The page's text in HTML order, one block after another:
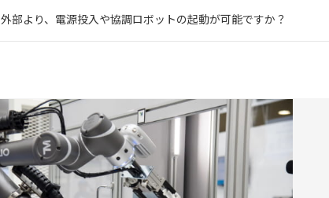
外部より、電源投入や協調ロボットの起動が可能ですか？